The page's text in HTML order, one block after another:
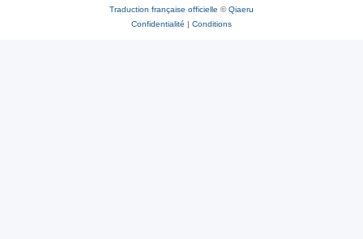
Traduction française officielle ©Qiaeru
Confidentialité | Conditions